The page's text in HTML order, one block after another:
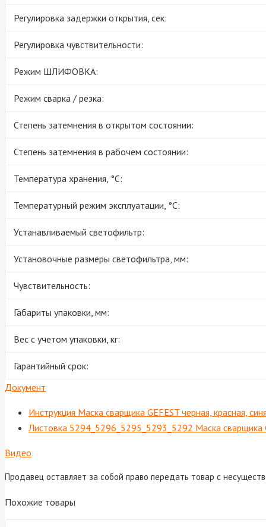
Регулировка задержки открытия, сек:
Регулировка чувствительности:
Режим ШЛИФОВКА:
Режим сварка / резка:
Степень затемнения в открытом состоянии:
Степень затемнения в рабочем состоянии:
Температура хранения, °C:
Температурный режим эксплуатации, °C:
Устанавливаемый светофильтр:
Установочные размеры светофильтра, мм:
Чувствительность:
Габариты упаковки, мм:
Вес с учетом упаковки, кг:
Гарантийный срок:
Документ
Инструкция Маска сварщика GEFEST черная, красная,
Листовка 5294_5296_5295_5293_5292 Маска сварщика
Видео
Продавец оставляет за собой право передать товар с
Похожие товары